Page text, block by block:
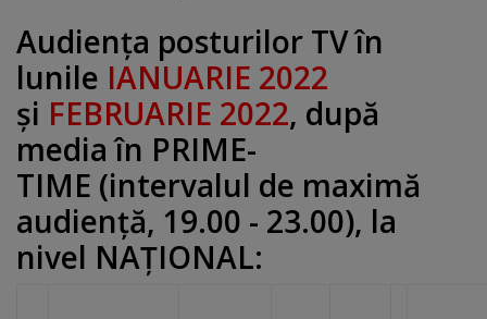
Audienţa posturilor TV în
lunile IANUARIE 2022
şi FEBRUARIE 2022, după
media în PRIME-
TIME (intervalul de maximă
audienţă, 19.00 - 23.00), la
nivel NAŢIONAL: